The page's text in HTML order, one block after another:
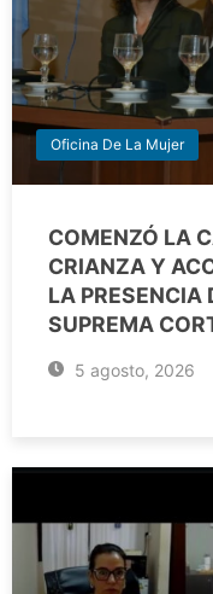
Oficina De La Mujer
COMENZÓ LA
CRIANZA Y
LA PRESENCIA
SUPREMA
5 agosto, 2026